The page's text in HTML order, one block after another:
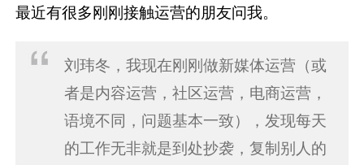
最近有很多刚刚接触运营的朋友问我。
刘玮冬，我现在刚刚做新媒体运营（或
者是内容运营，社区运营，电商运营，
语境不同，问题基本一致），发现每天
的工作无非就是到处抄袭，复制别人的